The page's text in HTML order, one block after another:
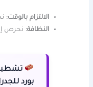
الالتزام بالوقت:
النظافة: نحرص
بورد